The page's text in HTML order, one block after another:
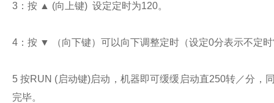
3 ：按 ▲ (向上键) 设定定时为120。
4 ：按 ▼ （向下键）可以向下调整定时（设定0分表示不定
5按RUN ( 启动键)启动，机器即可缓缓启动直250转／分，
完毕。